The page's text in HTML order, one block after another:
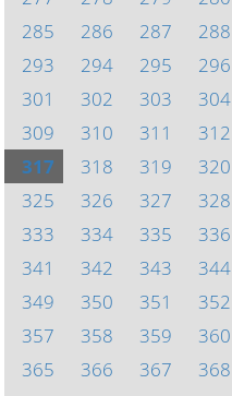
285
286 287 288
293
294 295 296
301
302 303 304
309
310 311 312
317
318 319 320
325
326 327 328
333
334 335 336
341
342 343 344
349
350 351 352
357
358 359 360
365
366 367 368